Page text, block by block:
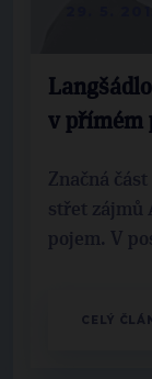
v přímém
Značná
střet zájmů
pojem. V
CELÝ